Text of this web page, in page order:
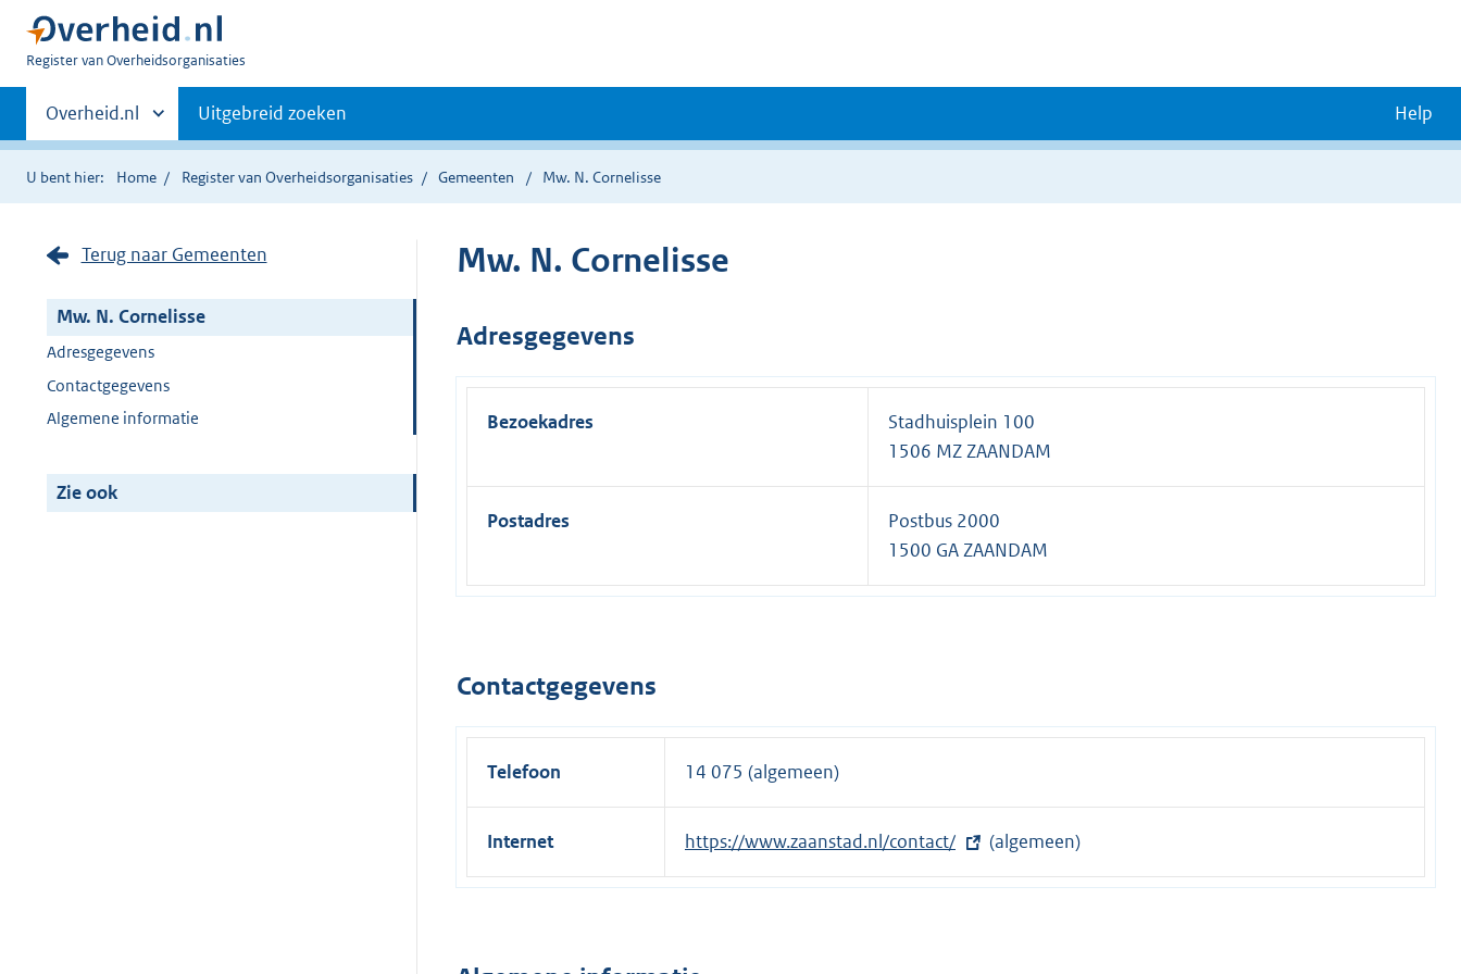
U
Register van Overheidsorganisaties
Primaire
navigatie
Andere
sites
binnen
Overheid.nl Uitgebreid zoeken Help
U bent hier: Home Register van Overheidsorganisaties Gemeenten Mw. N. Cornelisse
Terug naar Gemeenten
Mw. N. Cornelisse
Adresgegevens
Contactgegevens
Algemene informatie
Zie ook
Mw. N. Cornelisse
Adresgegevens
Bezoekadres
Stadhuisplein 100
1506 MZ ZAANDAM
Postadres
Postbus 2000
1500 GA ZAANDAM
Contactgegevens
Telefoon 14 075 (algemeen)
Internet
E
x
https://www.zaanstad.nl/contact/ (algemeen)